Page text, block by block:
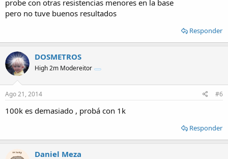
probe con otras resistencias menores en la base
pero no tuve buenos resultados
Responder
DOSMETROS
High 2m Modereitor
Ago 21, 2014 #6
100k es demasiado , probá con 1k
Responder
Daniel Meza